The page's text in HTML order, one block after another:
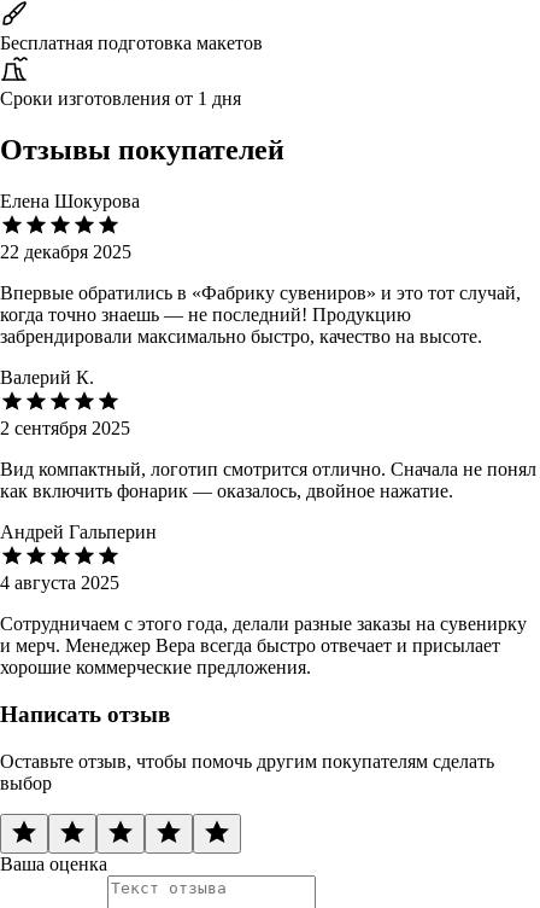
Бесплатная подготовка макетов
Сроки изготовления от 1 дня
Отзывы покупателей
Елена Шокурова
22 декабря 2025
Впервые обратились в «Фабрику сувениров» и это тот случай,
когда точно знаешь — не последний! Продукцию
забрендировали максимально быстро, качество на высоте.
Валерий К.
2 сентября 2025
Вид компактный, логотип смотрится отлично. Сначала не понял
как включить фонарик — оказалось, двойное нажатие.
Андрей Гальперин
4 августа 2025
Сотрудничаем с этого года, делали разные заказы на сувенирку
и мерч. Менеджер Вера всегда быстро отвечает и присылает
хорошие коммерческие предложения.
Написать отзыв
Оставьте отзыв, чтобы помочь другим покупателям сделать
выбор
Ваша оценка